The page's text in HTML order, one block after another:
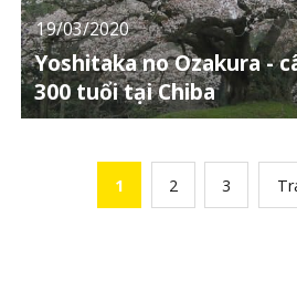
19/03/2020
Yoshitaka no Ozakura -
300 tuổi tại Chiba
1 2 3